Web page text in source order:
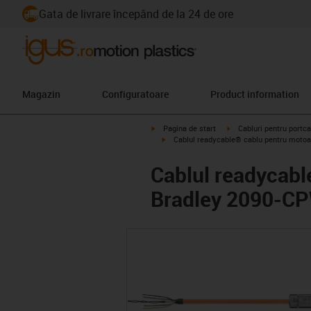
Gata de livrare începând de la 24 de ore
Magazin Configuratoare Product information
igus-icon-arrow-right
Pagina de start igus-icon-arrow-right
Cabluri pentru
igus-icon-arrow-right
Cablul readycable® cablu pentru
Cablul
Bradley 2090-